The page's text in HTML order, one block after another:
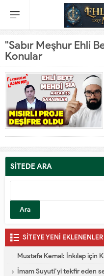
"Sabır Meşhur Ehli
Konular
SİTEDE ARA
SİTEYE YENİ EKLENENLER
Mustafa Kemal: İnkılap için
İmam Suyuti’yi tekfir eden